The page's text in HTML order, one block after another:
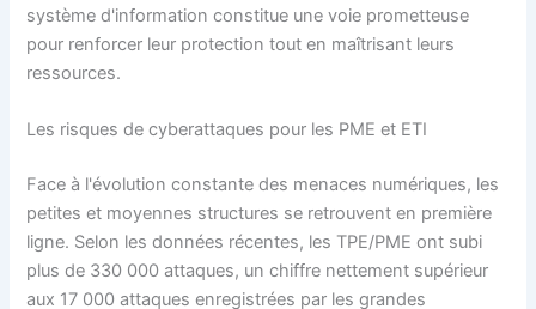
système d'information constitue une voie prometteuse
pour renforcer leur protection tout en maîtrisant leurs
ressources.
Les risques de cyberattaques pour les PME et ETI
Face à l'évolution constante des menaces numériques, les
petites et moyennes structures se retrouvent en première
ligne. Selon les données récentes, les TPE/PME ont subi
plus de 330 000 attaques, un chiffre nettement supérieur
aux 17 000 attaques enregistrées par les grandes